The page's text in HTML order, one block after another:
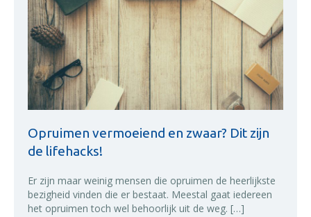
Opruimen vermoeiend en zwaar? Dit zijn
de lifehacks!
Er zijn maar weinig mensen die opruimen de heerlijkste
bezigheid vinden die er bestaat. Meestal gaat iedereen
het opruimen toch wel behoorlijk uit de weg. […]